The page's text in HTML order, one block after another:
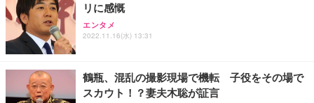
リに感慨
エンタメ
2022.11.16(水) 13:31
鶴瓶、混乱の撮影現場で機転 子役をその場で
スカウト！？妻夫木聡が証言